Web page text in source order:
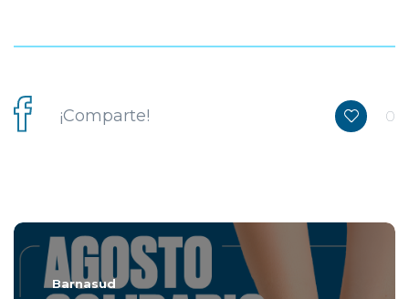
¡Comparte! 0
Barnasud